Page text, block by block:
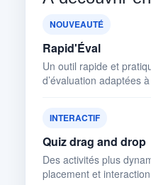
NOUVEAUTÉ
Rapid'Éval
Un outil rapide et
d’évaluation adaptées
INTERACTIF
Quiz drag and drop
Des activités plus
placement et